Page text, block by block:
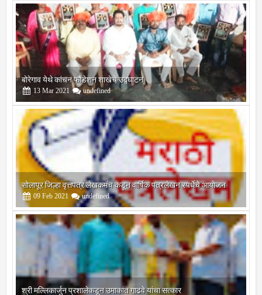
बोरेगाव येथे कांचन फौंडेशन शाखेचे उद्घाटन
2021
सोलापूर जिल्हा वृत्तपत्र लेखकमंच कडून वार्षिक पत्रलेखन स्पर्धेचे आयोजन
undefined